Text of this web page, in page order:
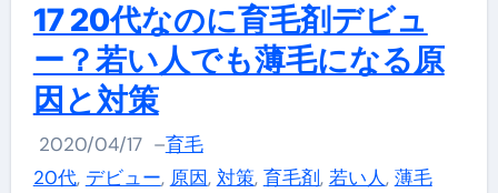
17 20代なのに育毛剤デビュ
ー？若い人でも薄毛になる原
因と対策
2020/04/17 –育毛
20代, デビュー, 原因, 対策, 育毛剤, 若い人, 薄毛